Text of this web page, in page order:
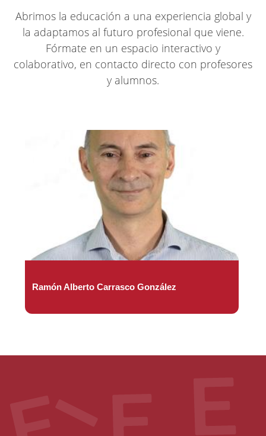
Abrimos la educación a una experiencia global y
la adaptamos al futuro profesional que viene.
Fórmate en un espacio interactivo y
colaborativo, en contacto directo con profesores
y alumnos.
Ramón Alberto Carrasco González